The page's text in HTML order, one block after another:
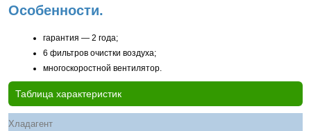
Особенности.
гарантия — 2 года;
6 фильтров очистки воздуха;
многоскоростной вентилятор.
Таблица характеристик
Хладагент